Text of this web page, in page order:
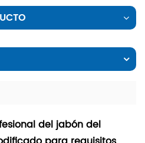
del jabón del